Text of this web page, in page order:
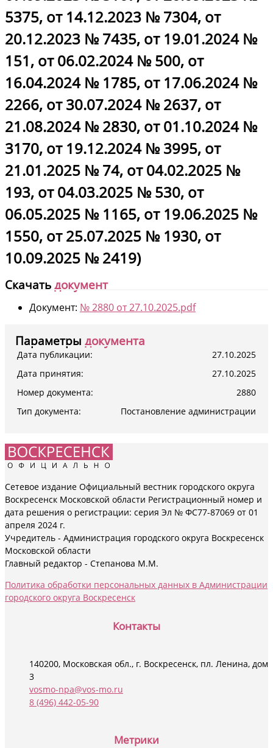
5375, от 14.12.2023 № 7304, от
20.12.2023 № 7435, от 19.01.2024 №
151, от 06.02.2024 № 500, от
16.04.2024 № 1785, от 17.06.2024 №
2266, от 30.07.2024 № 2637, от
21.08.2024 № 2830, от 01.10.2024 №
3170, от 19.12.2024 № 3995, от
21.01.2025 № 74, от 04.02.2025 №
193, от 04.03.2025 № 530, от
06.05.2025 № 1165, от 19.06.2025 №
1550, от 25.07.2025 № 1930, от
10.09.2025 № 2419)
Скачатьдокумент
Документ: № 2880 от 27.10.2025.pdf
Параметры документа
Дата публикации:
27.10.2025
Дата принятия:
27.10.2025
Номер документа:
2880
Тип документа:
Постановление администрации
Сетевое издание Официальный вестник городского округа
Воскресенск Московской области Регистрационный номер и
дата решения о регистрации: серия Эл № ФС77-87069 от 01
апреля 2024 г.
Учредитель - Администрация городского округа Воскресенск
Московской области
Главный редактор - Степанова М.М.
Политика обработки персональных данных в Администрации
городского округа Воскресенск
Контакты
140200, Московская обл., г. Воскресенск, пл. Ленина, дом
3
vosmo-npa@vos-mo.ru
8 (496) 442-05-90
Метрики